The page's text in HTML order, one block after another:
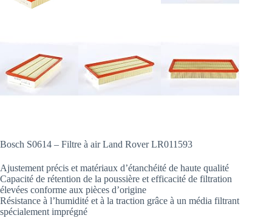
Bosch S0614 – Filtre à air Land Rover LR011593
Ajustement précis et matériaux d’étanchéité de haute qualité
Capacité de rétention de la poussière et efficacité de filtration
élevées conforme aux pièces d’origine
Résistance à l’humidité et à la traction grâce à un média filtrant
spécialement imprégné